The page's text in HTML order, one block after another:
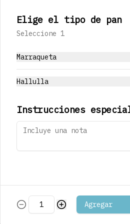
Café Mocaccino
Vainilla Musetti
Elige el tipo de pan
Seleccione 1
Marraqueta
Hallulla
Instrucciones
Agregar